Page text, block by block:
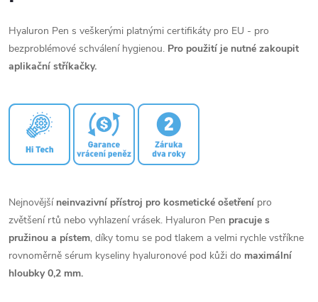
Hyaluron Pen s veškerými platnými certifikáty pro EU - pro
bezproblémové schválení hygienou. Pro použití je nutné zakoupit
aplikační stříkačky.
Nejnovějšíneinvazivní přístroj pro kosmetické ošetření pro
zvětšení rtů nebo vyhlazení vrásek. Hyaluron Pen pracuje s
pružinou a pístem, díky tomu se pod tlakem a velmi rychle vstříkne
rovnoměrně sérum kyseliny hyaluronové pod kůži do maximální
hloubky 0,2 mm.